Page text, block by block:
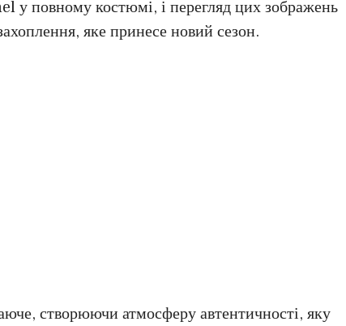
повному костюмі, і перегляд цих зображень
яке принесе новий сезон.
створюючи атмосферу автентичності, яку